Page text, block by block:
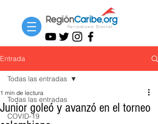
Entrada
Todas las entradas
COVID-19
Todas las entradas
Junior goleó y avanzó en el torneo
1 min de lectura